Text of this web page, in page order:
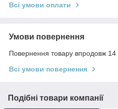
Всі умови оплати
Умови повернення
Повернення товару впродовж 14
Всі умови повернення
Подібні товари компанії